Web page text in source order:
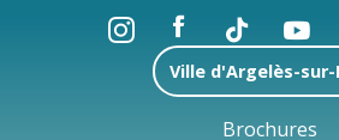
Ville d'Argelès-
Brochures